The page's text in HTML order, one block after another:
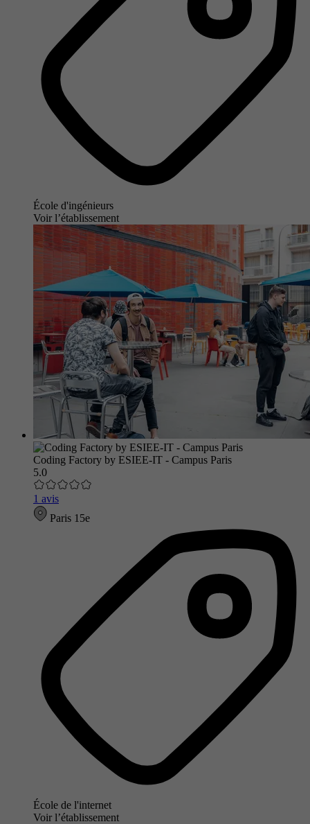
École d'ingénieurs
Voir l’établissement
Coding Factory by ESIEE-IT - Campus Paris
5.0
1 avis
Paris 15e
École de l'internet
Voir l’établissement